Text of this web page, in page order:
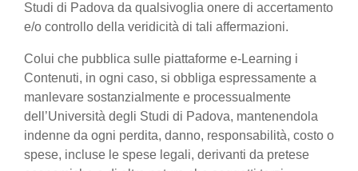
Studi di Padova da qualsivoglia onere di accertamento
e/o controllo della veridicità di tali affermazioni.
Colui che pubblica sulle piattaforme e-Learning i
Contenuti, in ogni caso, si obbliga espressamente a
manlevare sostanzialmente e processualmente
dell’Università degli Studi di Padova, mantenendola
indenne da ogni perdita, danno, responsabilità, costo o
spese, incluse le spese legali, derivanti da pretese